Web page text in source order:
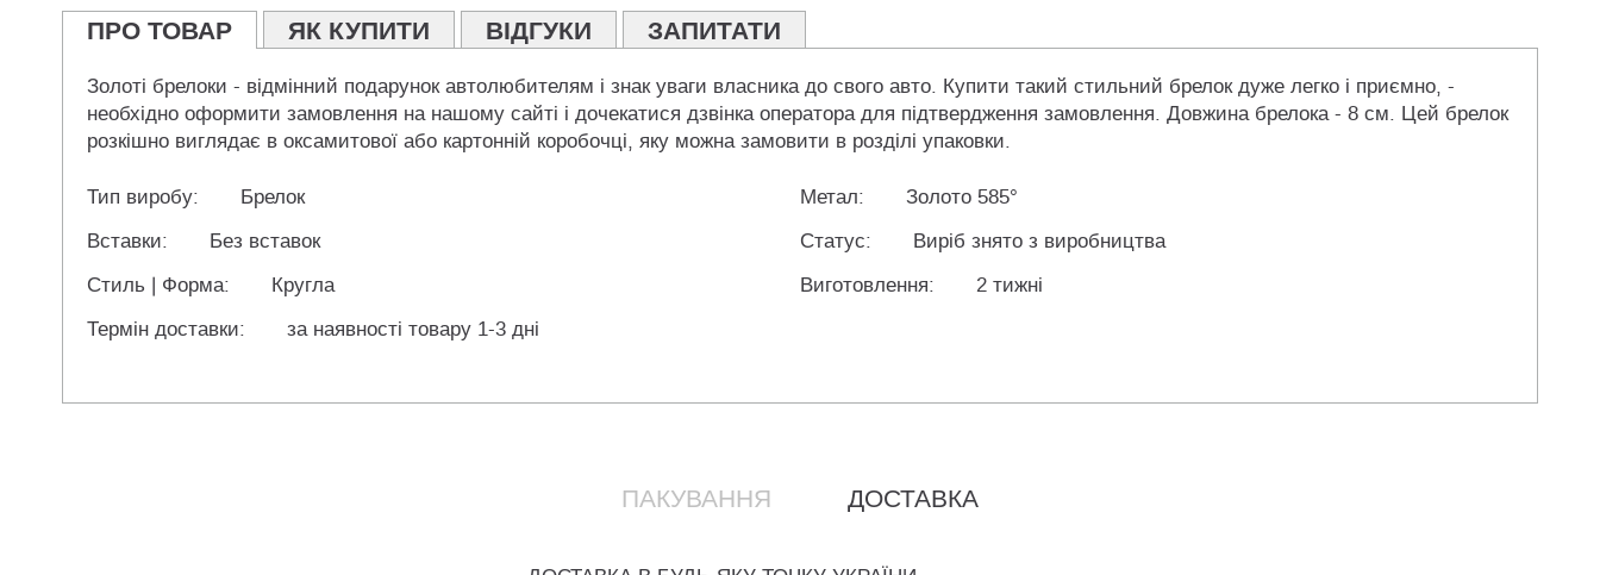
ПРО ТОВАР ЯК КУПИТИ ВІДГУКИ ЗАПИТАТИ
Золоті брелоки - відмінний подарунок автолюбителям і знак уваги власника до свого авто. Купити такий стильний брелок дуже легко і приємно, -
необхідно оформити замовлення на нашому сайті і дочекатися дзвінка оператора для підтвердження замовлення. Довжина брелока - 8 см. Цей брелок
розкішно виглядає в оксамитової або картонній коробочці, яку можна замовити в розділі упаковки.
Тип виробу: Брелок Метал:
Золото 585°
Вставки:
Без вставок Статус:
Виріб знято з виробництва
Стиль | Форма:
Кругла Виготовлення:
2 тижні
Термін доставки:
за наявності товару 1-3 дні
ПАКУВАННЯ ДОСТАВКА